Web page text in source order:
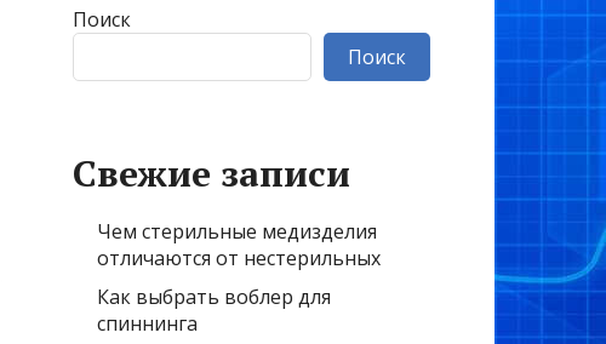
Поиск
Поиск
Свежие записи
Чем стерильные медизделия
отличаются от нестерильных
Как выбрать воблер для
спиннинга